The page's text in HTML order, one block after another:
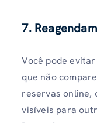
7.
Você pode
que não
reservas online,
visíveis para